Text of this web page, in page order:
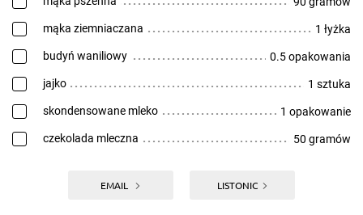
mąka ziemniaczana 1 łyżka
budyń waniliowy 0.5 opakowania
jajko 1 sztuka
skondensowane mleko 1 opakowanie
czekolada mleczna 50 gramów
EMAIL LISTONIC